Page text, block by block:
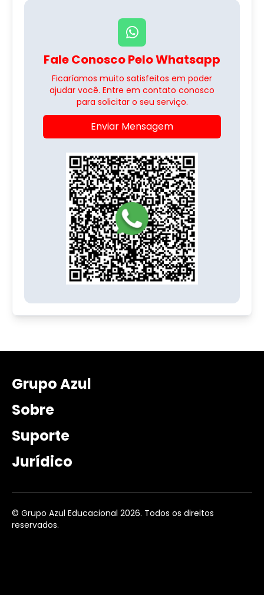
Fale Conosco Pelo Whatsapp
Ficaríamos muito satisfeitos em poder
ajudar você. Entre em contato conosco
para solicitar o seu serviço.
Enviar Mensagem
Grupo Azul
Sobre
Suporte
Jurídico
© Grupo Azul Educacional 2026. Todos os direitos
reservados.